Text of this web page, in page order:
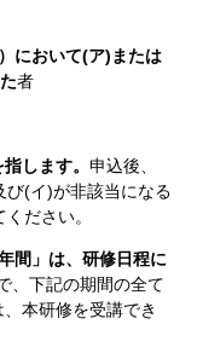
において(ア)または
者
します。 申込後、
(イ)が非該当になる
ださい。
間」は、研修日程に
、下記の期間の全て
本研修を受講でき